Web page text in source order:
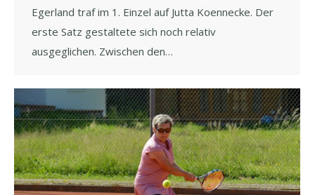
Egerland traf im 1. Einzel auf Jutta Koennecke. Der
erste Satz gestaltete sich noch relativ
ausgeglichen. Zwischen den…